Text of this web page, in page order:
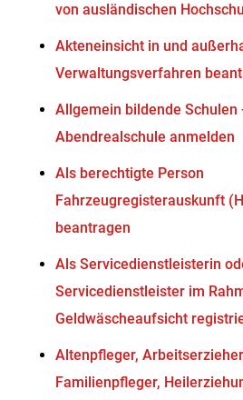
von ausländischen
Akteneinsicht in und
Verwaltungsverfahren
Allgemein bildende Schulen
Abendrealschule anmelden
Als berechtigte Person
Fahrzeugregisterauskunft
beantragen
Als Servicedienstleisterin
Servicedienstleister im
Geldwäscheaufsicht
Altenpfleger,
Familienpfleger,